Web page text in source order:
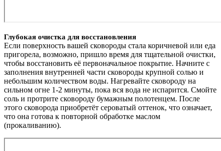
Глубокая очистка для восстановления
Если поверхность вашей сковороды стала коричневой или еда
пригорела, возможно, пришло время для тщательной очистки,
чтобы восстановить её первоначальное покрытие. Начните с
заполнения внутренней части сковороды крупной солью и
небольшим количеством воды. Нагревайте сковороду на
сильном огне 1-2 минуты, пока вся вода не испарится. Смойте
соль и протрите сковороду бумажным полотенцем. После
этого сковорода приобретёт сероватый оттенок, что означает,
что она готова к повторной обработке маслом
(прокаливанию).